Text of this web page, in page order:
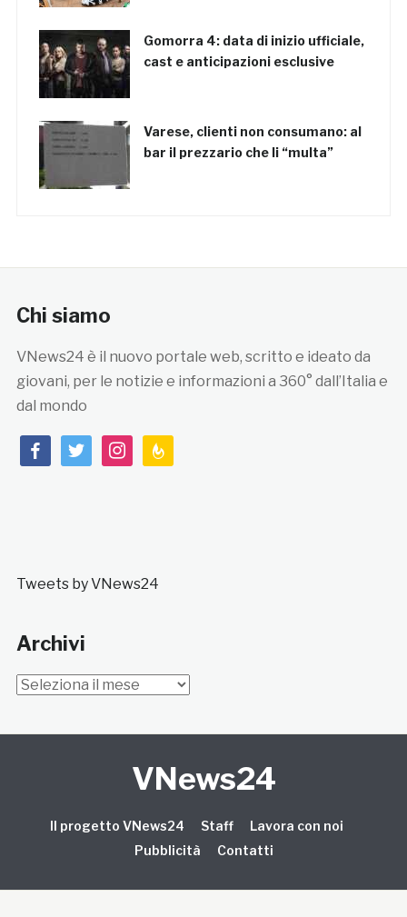
Gomorra 4: data di inizio ufficiale,
cast e anticipazioni esclusive
Varese, clienti non consumano: al
bar il prezzario che li “multa”
Chi siamo
VNews24 è il nuovo portale web, scritto e ideato da
giovani, per le notizie e informazioni a 360° dall’Italia e
dal mondo
facebooktwitterinstagramfeedburner
Tweets by VNews24
Archivi
Archivi
VNews24
Il progetto VNews24 Staff
Lavora con noi
Pubblicità
Contatti